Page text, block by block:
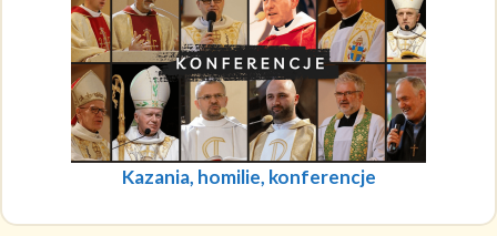
Kazania, homilie, konferencje